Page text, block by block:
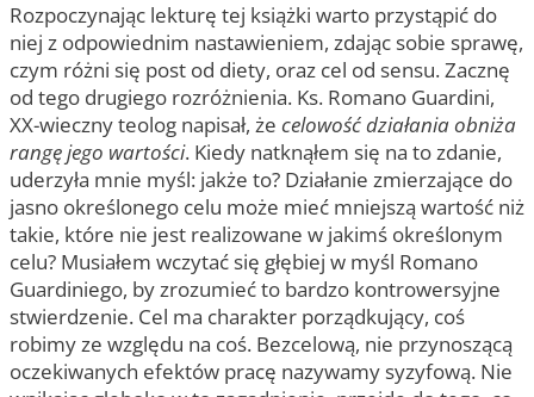
Rozpoczynając lekturę tej książki warto przystąpić do
niej z odpowiednim nastawieniem, zdając sobie sprawę,
czym różni się post od diety, oraz cel od sensu. Zacznę
od tego drugiego rozróżnienia. Ks. Romano Guardini,
XX-wieczny teolog napisał, że celowość działania obniża
rangę jego wartości. Kiedy natknąłem się na to zdanie,
uderzyła mnie myśl: jakże to? Działanie zmierzające do
jasno określonego celu może mieć mniejszą wartość niż
takie, które nie jest realizowane w jakimś określonym
celu? Musiałem wczytać się głębiej w myśl Romano
Guardiniego, by zrozumieć to bardzo kontrowersyjne
stwierdzenie. Cel ma charakter porządkujący, coś
robimy ze względu na coś. Bezcelową, nie przynoszącą
oczekiwanych efektów pracę nazywamy syzyfową. Nie